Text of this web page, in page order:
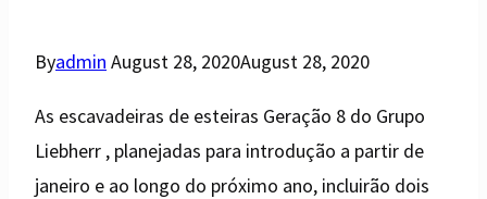
Byadmin August 28, 2020August 28, 2020
As escavadeiras de esteiras Geração 8 do Grupo
Liebherr , planejadas para introdução a partir de
janeiro e ao longo do próximo ano, incluirão dois